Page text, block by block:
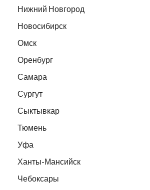
Нижний Новгород
Новосибирск
Омск
Оренбург
Самара
Сургут
Сыктывкар
Тюмень
Уфа
Ханты-Мансийск
Чебоксары